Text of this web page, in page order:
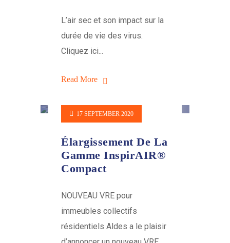
L’air sec et son impact sur la
durée de vie des virus.
Cliquez ici...
Read More
17 SEPTEMBER 2020
Élargissement De La
Gamme InspirAIR®
Compact
NOUVEAU VRE pour
immeubles collectifs
résidentiels Aldes a le plaisir